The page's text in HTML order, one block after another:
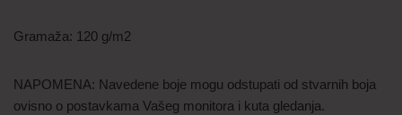
Gramaža: 120 g/m2
NAPOMENA: Navedene boje mogu odstupati od stvarnih boja
ovisno o postavkama Vašeg monitora i kuta gledanja.